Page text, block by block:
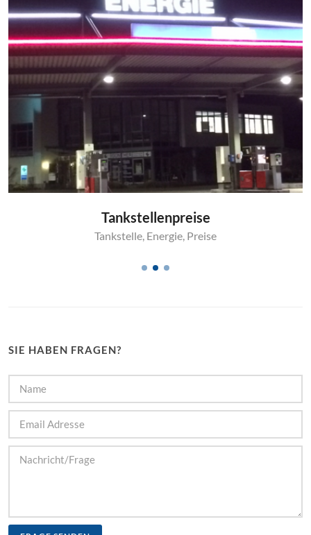
Tankstellenpreise
Tankstelle, Energie, Preise
SIE HABEN FRAGEN?